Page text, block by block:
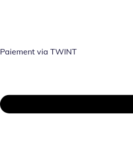
Paiement via TWINT